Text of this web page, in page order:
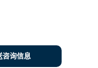
咨询信息